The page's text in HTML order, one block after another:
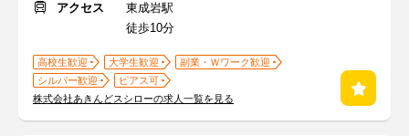
アクセス
東成岩駅
徒歩10分
高校生歓迎 大学生歓迎
副業・Ｗワーク歓迎
シルバー歓迎
ピアス可
株式会社あきんどスシローの求人一覧を見る